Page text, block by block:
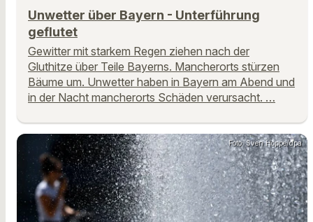
Unwetter über Bayern - Unterführung
geflutet
Gewitter mit starkem Regen ziehen nach der
Gluthitze über Teile Bayerns. Mancherorts stürzen
Bäume um. Unwetter haben in Bayern am Abend und
in der Nacht mancherorts Schäden verursacht. …
Foto: Sven Hoppe/dpa